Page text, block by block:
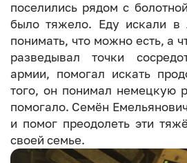
поселились рядом с
было тяжело. Еду искали в
понимать, что можно есть, а
разведывал точки
армии, помогал искать
того, он понимал немецкую
помогало. Семён
и помог преодолеть эти
своей семье.